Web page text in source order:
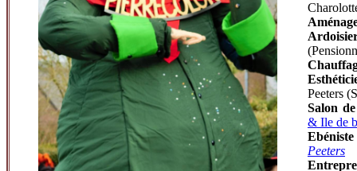
Peeters
Salon
& Ile de
Peeters